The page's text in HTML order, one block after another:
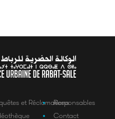
et RéclamationsResponsables
Contact